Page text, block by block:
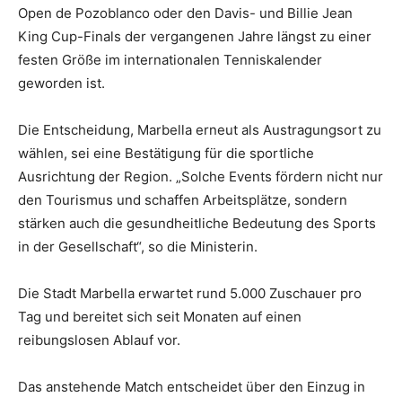
Open de Pozoblanco oder den Davis- und Billie Jean
King Cup-Finals der vergangenen Jahre längst zu einer
festen Größe im internationalen Tenniskalender
geworden ist.
Die Entscheidung, Marbella erneut als Austragungsort zu
wählen, sei eine Bestätigung für die sportliche
Ausrichtung der Region. „Solche Events fördern nicht nur
den Tourismus und schaffen Arbeitsplätze, sondern
stärken auch die gesundheitliche Bedeutung des Sports
in der Gesellschaft“, so die Ministerin.
Die Stadt Marbella erwartet rund 5.000 Zuschauer pro
Tag und bereitet sich seit Monaten auf einen
reibungslosen Ablauf vor.
Das anstehende Match entscheidet über den Einzug in